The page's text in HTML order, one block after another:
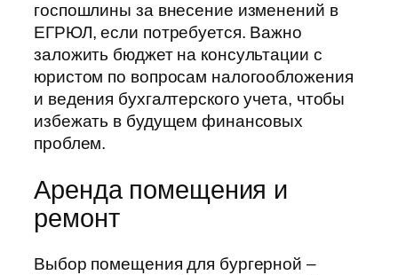
госпошлины за внесение изменений в
ЕГРЮЛ, если потребуется. Важно
заложить бюджет на консультации с
юристом по вопросам налогообложения
и ведения бухгалтерского учета, чтобы
избежать в будущем финансовых
проблем.
Аренда помещения и
ремонт
Выбор помещения для бургерной –